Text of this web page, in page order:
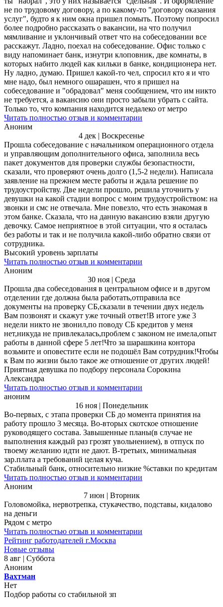
не по трудовому договору, а по какому-то "договору оказания
услуг", будто я к ним окна пришел помыть. Поэтому попросил
более подробно рассказать о вакансии, на что получил
мямливание и уклончивый ответ что на собеседовании все
расскажут. Ладно, поехал на собеседование. Офис только с
виду напоминает банк, изнутри клоповник, две комнаты, в
которых набито людей как кильки в банке, кондиционера нет.
Ну ладно, думаю. Пришел какой-то чел, спросил кто я и что
мне надо, был немного ошарашен, что я пришел на
собеседование и "обрадовал" меня сообщением, что им никто
не требуется, а вакансию они просто забыли убрать с сайта.
Только то, что компания находится недалеко от метро
Читать полностью отзыв и комментарии
Аноним
4 дек | Воскресенье
Прошла собеседование с начальником операционного отдела
и управляющим дополнительного офиса, заполнила весь
пакет документов для проверки службы безопастности,
сказали, что проверяют очень долго (1,5-2 недели). Написала
заявление на прежнем месте работы и ждала решение по
трудоустройству. Две недели прошло, решила уточнить у
девушки на какой стадии вопрос с моим трудоустройством: на
звонки и смс не отвечала. Мне повезло, что есть знакомая в
этом банке. Сказала, что на данную вакансию взяли другую
девочку. Самое неприятное в этой ситуации, что я осталась
без работы и так и не получила какой-либо обратно связи от
сотрудника.
Высокий уровень зарплаты
Читать полностью отзыв и комментарии
Аноним
30 ноя | Среда
Прошла два собеседования в центральном офисе и в другом
отделении где должна была работать,отправила все
документы на проверку СБ,сказали в течении двух недель
Вам позвонят и скажут уже точный ответ!В итоге уже 3
недели никто не звонил,по поводу СБ кредитов у меня
нет,никуда не привлекалась,проблем с законом не имела,опыт
работы в данной сфере 5 лет!Что за шарашкина контора
возьмите и оповестите если не подошёл Вам сотрудник!Чтобы
к Вам по жизни было такое же отношение от других людей!
Приятная девушка по подбору персонала Сорокина
Александра
Читать полностью отзыв и комментарии
аноним
16 ноя | Понедельник
Во-первых, с этапа проверки СБ до момента принятия на
работу прошло 3 месяца. Во-вторых скотское отношение
руководящего состава. Завышенные планы(в случае не
выполнения каждый раз грозят увольнением), в отпуск по
твоему желанию идти не дают. В-третьих, минимальная
зар.плата а требований целая куча.
Стабильный банк, относительно низкие %ставки по кредитам
Читать полностью отзыв и комментарии
Аноним
7 июн | Вторник
Головомойка, нервотрепка, стукачество, подставы, кидалово
на деньги
Рядом с метро
Читать полностью отзыв и комментарии
Рейтинг работодателей г.Москва
Новые отзывы
8 авг | Суббота
Аноним
Вахтман
Нет
Подбор работы со стабильной зп